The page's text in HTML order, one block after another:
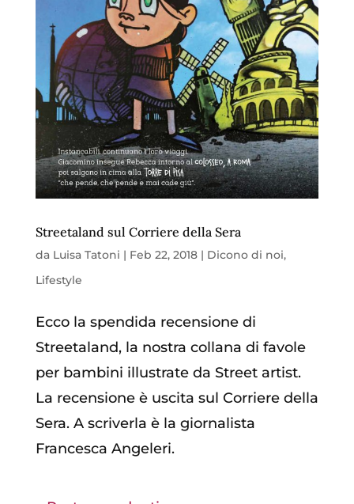
Streetaland sul Corriere della Sera
da Luisa Tatoni | Feb 22, 2018| Dicono di noi,
Lifestyle
Ecco la spendida recensione di
Streetaland, la nostra collana di favole
per bambini illustrate da Street artist.
La recensione è uscita sul Corriere della
Sera. A scriverla è la giornalista
Francesca Angeleri.